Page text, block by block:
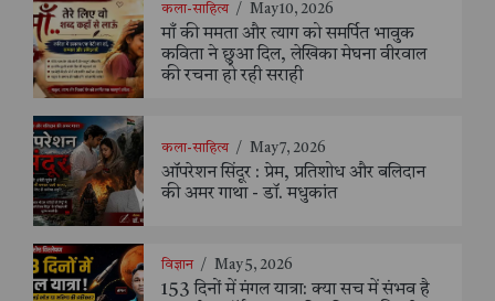
कला-साहित्य / May 10, 2026
माँ की ममता और त्याग को समर्पित भावुक
कविता ने छुआ दिल, लेखिका मेघना वीरवाल
की रचना हो रही सराही
कला-साहित्य / May 7, 2026
ऑपरेशन सिंदूर : प्रेम, प्रतिशोध और बलिदान
की अमर गाथा - डॉ. मधुकांत
विज्ञान / May 5, 2026
153 दिनों में मंगल यात्रा: क्या सच में संभव है